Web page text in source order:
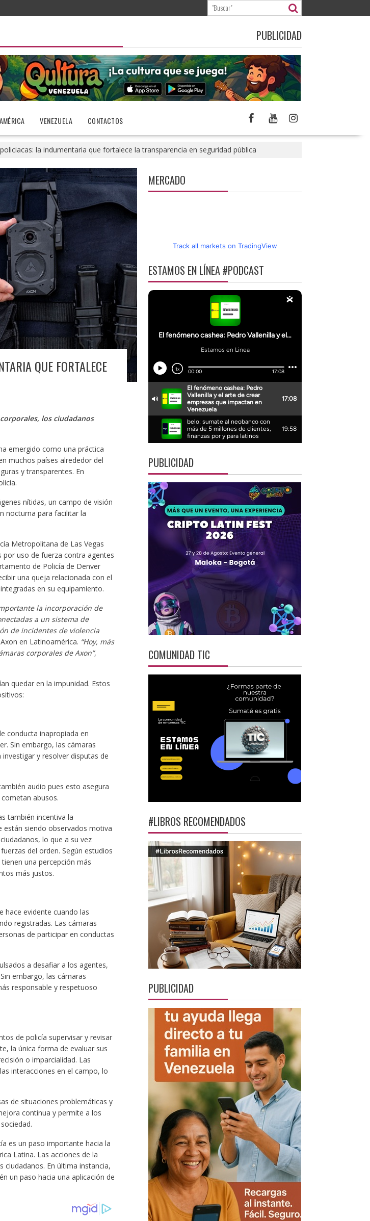
PUBLICIDAD
VENEZUELA CONTACTOS
la indumentaria que fortalece la transparencia en seguridad pública
QUE FORTALECE
los ciudadanos
emergido como una práctica
muchos países alrededor del
y transparentes. En
nítidas, un campo de visión
nocturna para facilitar la
Metropolitana de Las Vegas
por uso de fuerza contra agentes
de Policía de Denver
una queja relacionada con el
en su equipamiento.
la incorporación de
a un sistema de
de incidentes de violencia
en Latinoamérica. “Hoy, más
corporales de Axon”,
quedar en la impunidad. Estos
conducta inapropiada en
Sin embargo, las cámaras
y resolver disputas de
audio pues esto asegura
abusos.
también incentiva la
están siendo observados motiva
lo que a su vez
del orden. Según estudios
una percepción más
más justos.
hace evidente cuando las
registradas. Las cámaras
de participar en conductas
a desafiar a los agentes,
embargo, las cámaras
responsable y respetuoso
de policía supervisar y revisar
la única forma de evaluar sus
o imparcialidad. Las
interacciones en el campo, lo
de situaciones problemáticas y
continua y permite a los
es un paso importante hacia la
Latina. Las acciones de la
ciudadanos. En última instancia,
un paso hacia una aplicación de
MERCADO
Track all markets on TradingView
ESTAMOS EN LÍNEA #PODCAST
PUBLICIDAD
COMUNIDAD TIC
#LIBROS RECOMENDADOS
PUBLICIDAD